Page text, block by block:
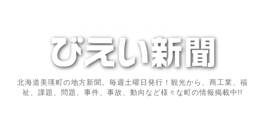
北海道美瑛町の地方新聞。毎週土曜日発行！観光から、商工業、福
祉、課題、問題、事件、事故、動向など様々な町の情報掲載中!!